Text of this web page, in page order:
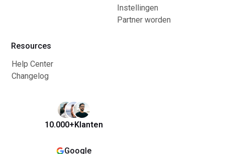
Instellingen
Partner worden
Resources
Help Center
Changelog
10.000+Klanten
Google